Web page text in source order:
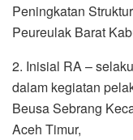
Peningkatan
Peureulak Barat
2. Inisial RA –
dalam kegiatan
Beusa Sebrang
Aceh Timur,